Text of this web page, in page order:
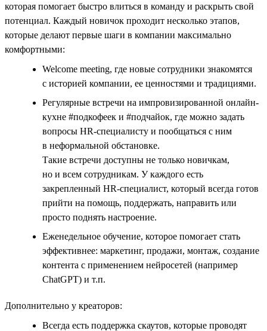
которая помогает быстро влиться в команду и раскрыть свой
потенциал. Каждый новичок проходит несколько этапов,
которые делают первые шаги в компании максимально
комфортными:
Welcome meeting, где новые сотрудники знакомятся
с историей компании, ее ценностями и традициями.
Регулярные встречи на импровизированной онлайн-
кухне #подкофеек и #подчайок, где можно задать
вопросы HR-специалисту и пообщаться с ним
в неформальной обстановке.
Такие встречи доступны не только новичкам,
но и всем сотрудникам. У каждого есть
закрепленный HR-специалист, который всегда готов
прийти на помощь, поддержать, направить или
просто поднять настроение.
Еженедельное обучение, которое помогает стать
эффективнее: маркетинг, продажи, монтаж, создание
контента с применением нейросетей (например
ChatGPT) и т.п.
Дополнительно у креаторов:
Всегда есть поддержка скаутов, которые проводят